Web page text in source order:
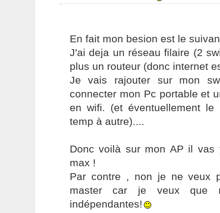
En fait mon besion est le
J'ai deja un réseau filaire (2
plus un routeur (donc internet
Je vais rajouter sur mon
connecter mon Pc portable et
en wifi. (et éventuellement
temp à autre)....
Donc voilà sur mon AP il vas
max !
Par contre , non je ne veux
master car je veux que
indépendantes!